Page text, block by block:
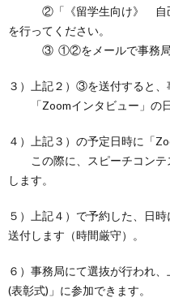
②「《留学生向け》 自己
を行ってください。
③ ①②をメールで事務局ま
３）上記２）③を送付すると、
「Zoomインタビュー」の日
４）上記３）の予定日時に「
この際に、スピーチコンテ
します。
５）上記４）で予約した、日
送付します（時間厳守）。
６）事務局にて選抜が行われ
(表彰式)」に参加できます。